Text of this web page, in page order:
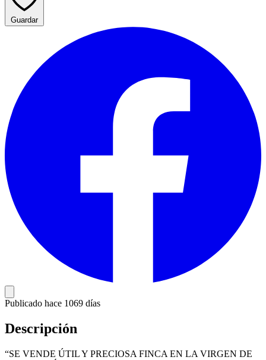
Guardar
Publicado hace 1069 días
Descripción
“SE VENDE ÚTIL Y PRECIOSA FINCA EN LA VIRGEN DE